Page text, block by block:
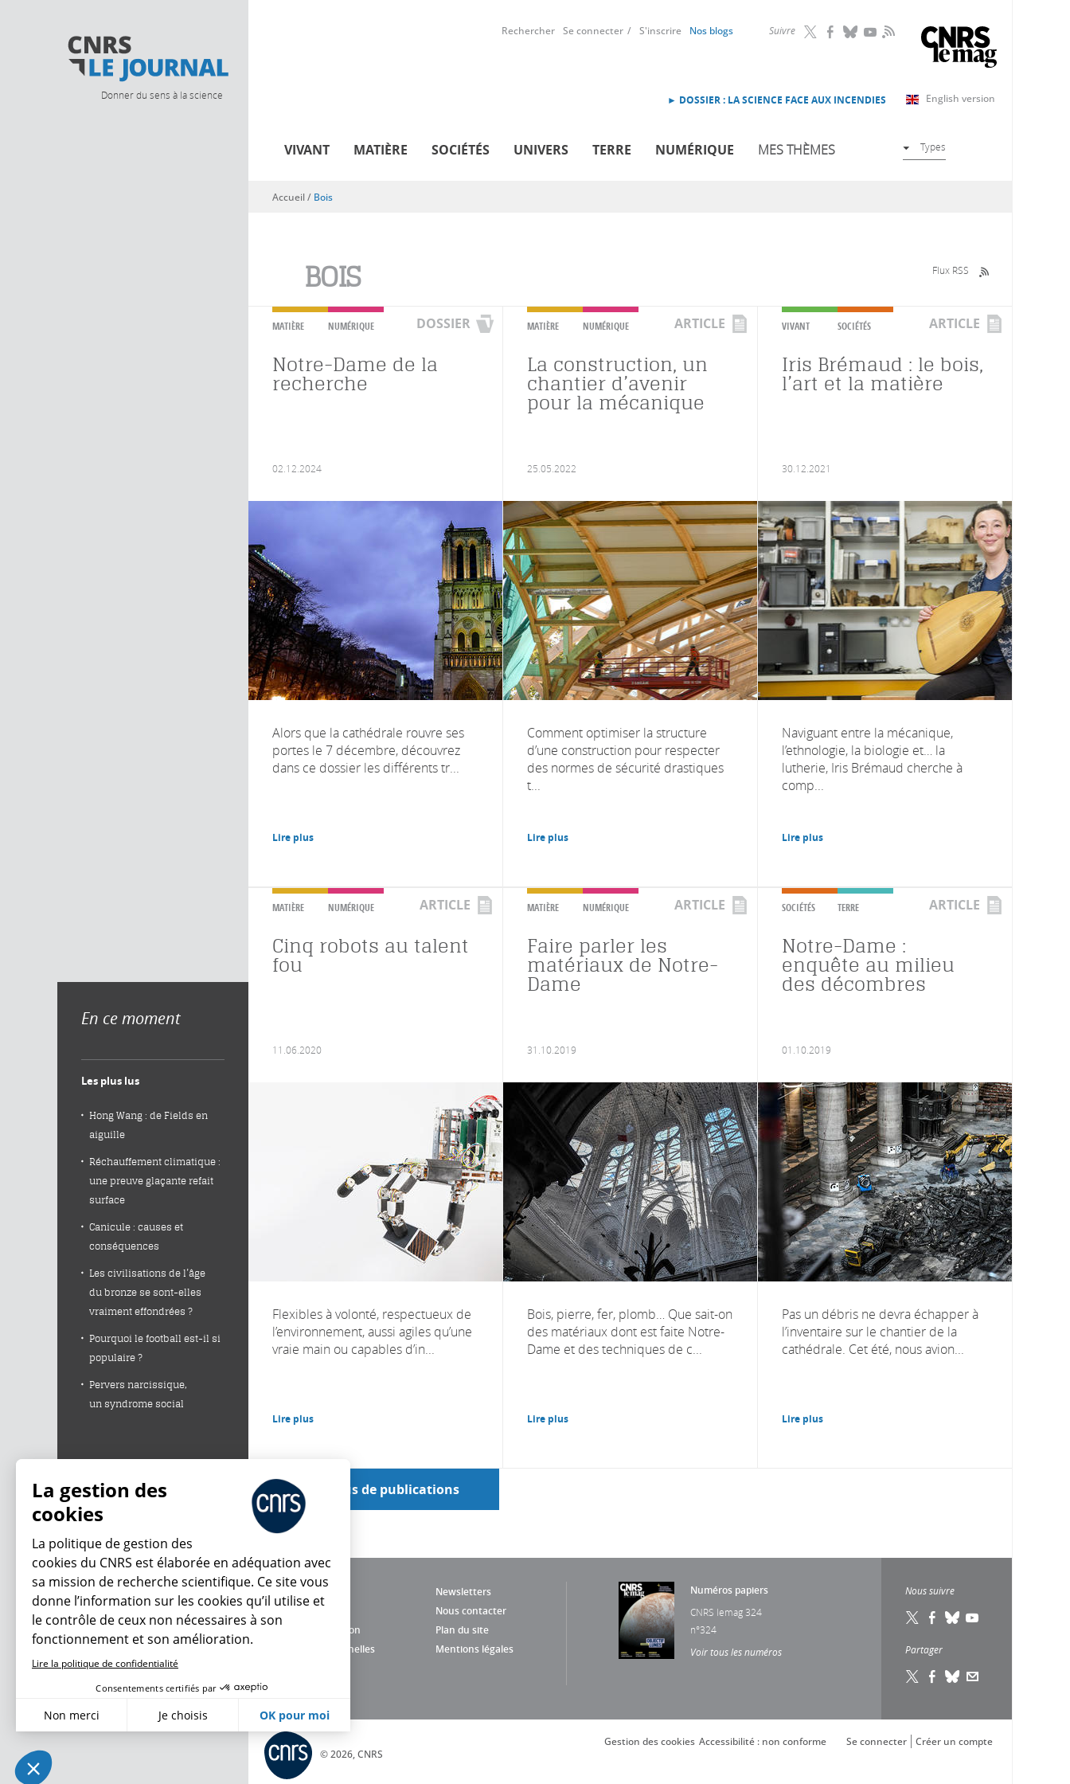
Donner du sens à la science
Suivre RSS
Rechercher Se connecter S'inscrire Nos blogs
English version
► DOSSIER : LA SCIENCE FACE AUX INCENDIES
VIVANT MATIÈRE SOCIÉTÉS UNIVERS TERRE NUMÉRIQUE MES THÈMES Types
Vous êtes ici
Accueil/ Bois
BOIS Flux RSS
MATIÈRE NUMÉRIQUE DOSSIER
Notre-Dame de la
recherche
02.12.2024
Alors que la cathédrale rouvre ses
portes le 7 décembre, découvrez
dans ce dossier les différents tr...
Lire plus
MATIÈRE NUMÉRIQUE ARTICLE
La construction, un
chantier d’avenir
pour la mécanique
25.05.2022
Comment optimiser la structure
d’une construction pour respecter
des normes de sécurité drastiques
t...
Lire plus
VIVANT SOCIÉTÉS ARTICLE
Iris Brémaud : le bois,
l’art et la matière
30.12.2021
Naviguant entre la mécanique,
l’ethnologie, la biologie et… la
lutherie, Iris Brémaud cherche à
comp...
Lire plus
MATIÈRE NUMÉRIQUE ARTICLE
Cinq robots au talent
fou
11.06.2020
Flexibles à volonté, respectueux de
l’environnement, aussi agiles qu’une
vraie main ou capables d’in...
Lire plus
MATIÈRE NUMÉRIQUE ARTICLE
Faire parler les
matériaux de Notre-
Dame
31.10.2019
Bois, pierre, fer, plomb… Que sait-on
des matériaux dont est faite Notre-
Dame et des techniques de c...
Lire plus
SOCIÉTÉS TERRE ARTICLE
Notre-Dame :
enquête au milieu
des décombres
01.10.2019
Pas un débris ne devra échapper à
l’inventaire sur le chantier de la
cathédrale. Cet été, nous avion...
Lire plus
Voir plus de publications
Newsletters
Nous contacter
Charte d'utilisation
Plan du site
Données personnelles
Mentions légales
Numéros papiers
CNRS lemag 324
n°324
Voir tous les numéros
Nous suivre
Partager
© 2026, CNRS
Créer un compte
Se connecter
Accessibilité : non conforme
Gestion des cookies
En ce moment
Les plus lus
Hong Wang : de Fields en
aiguille
Réchauffement climatique :
une preuve glaçante refait
surface
Canicule : causes et
conséquences
Les civilisations de l’âge
du bronze se sont-elles
vraiment effondrées ?
Pourquoi le football est-il si
populaire ?
Pervers narcissique,
un syndrome social
La gestion des
cookies
La politique de gestion des
cookies du CNRS est élaborée en adéquation avec
sa mission de recherche scientifique. Ce site vous
donne l’information sur les cookies qu’il utilise et
le contrôle de ceux non nécessaires à son
fonctionnement et son amélioration.
Lire la politique de confidentialité
Consentements certifiés par
Non merci Je choisis OK pour moi
Plateforme de Gestion du Consentement : Personnalisez vos Options
Notre plateforme vous permet d'adapter et de gérer vos paramètres de confidentialité, en garantissant la conformité avec les réglementations. Personnalisez vos préférences pour